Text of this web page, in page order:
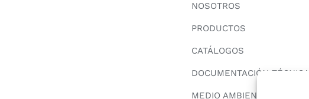
NOSOTROS
PRODUCTOS
CATÁLOGOS
DOCUMENTACIÓN TÉCNICA
MEDIO AMBIENTE